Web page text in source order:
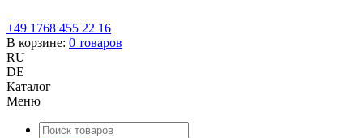
+49 1768 455 22 16
В корзине: 0 товаров
RU
DE
Каталог
Меню